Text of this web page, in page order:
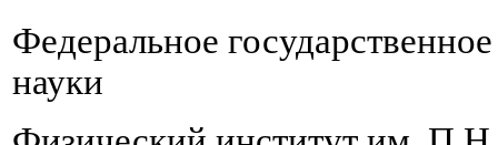
Федеральное
науки